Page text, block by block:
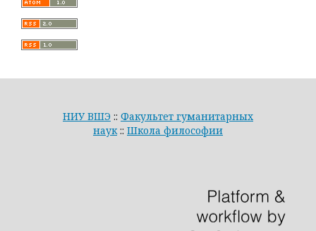
НИУ ВШЭ :: Факультет гуманитарных
наук:: Школа философии